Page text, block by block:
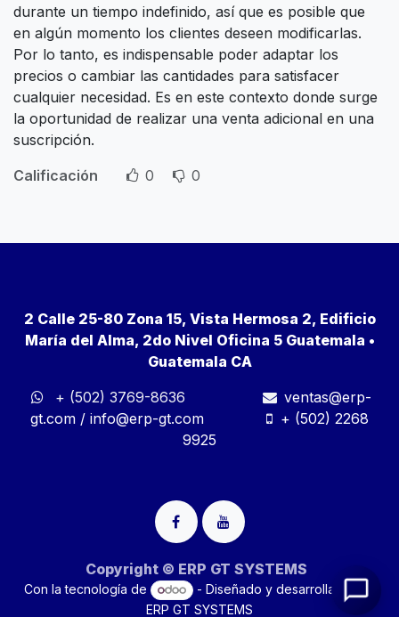
durante un tiempo indefinido, así que es posible que
en algún momento los clientes deseen modificarlas.
Por lo tanto, es indispensable poder adaptar los
precios o cambiar las cantidades para satisfacer
cualquier necesidad. Es en este contexto donde surge
la oportunidad de realizar una venta adicional en una
suscripción.
Calificación
0 0
2 Calle 25-80 Zona 15, Vista Hermosa 2, Edificio
María del Alma, 2do Nivel Oficina 5 Guatemala •
Guatemala CA
+ (502) 3769-8636
ventas@erp-
gt.com / info@erp-gt.com
+ (502) 2268
9925
Copyright © ERP GT SYSTEMS
Con la tecnología de
- Diseñado y desarrollado por
ERP GT SYSTEMS